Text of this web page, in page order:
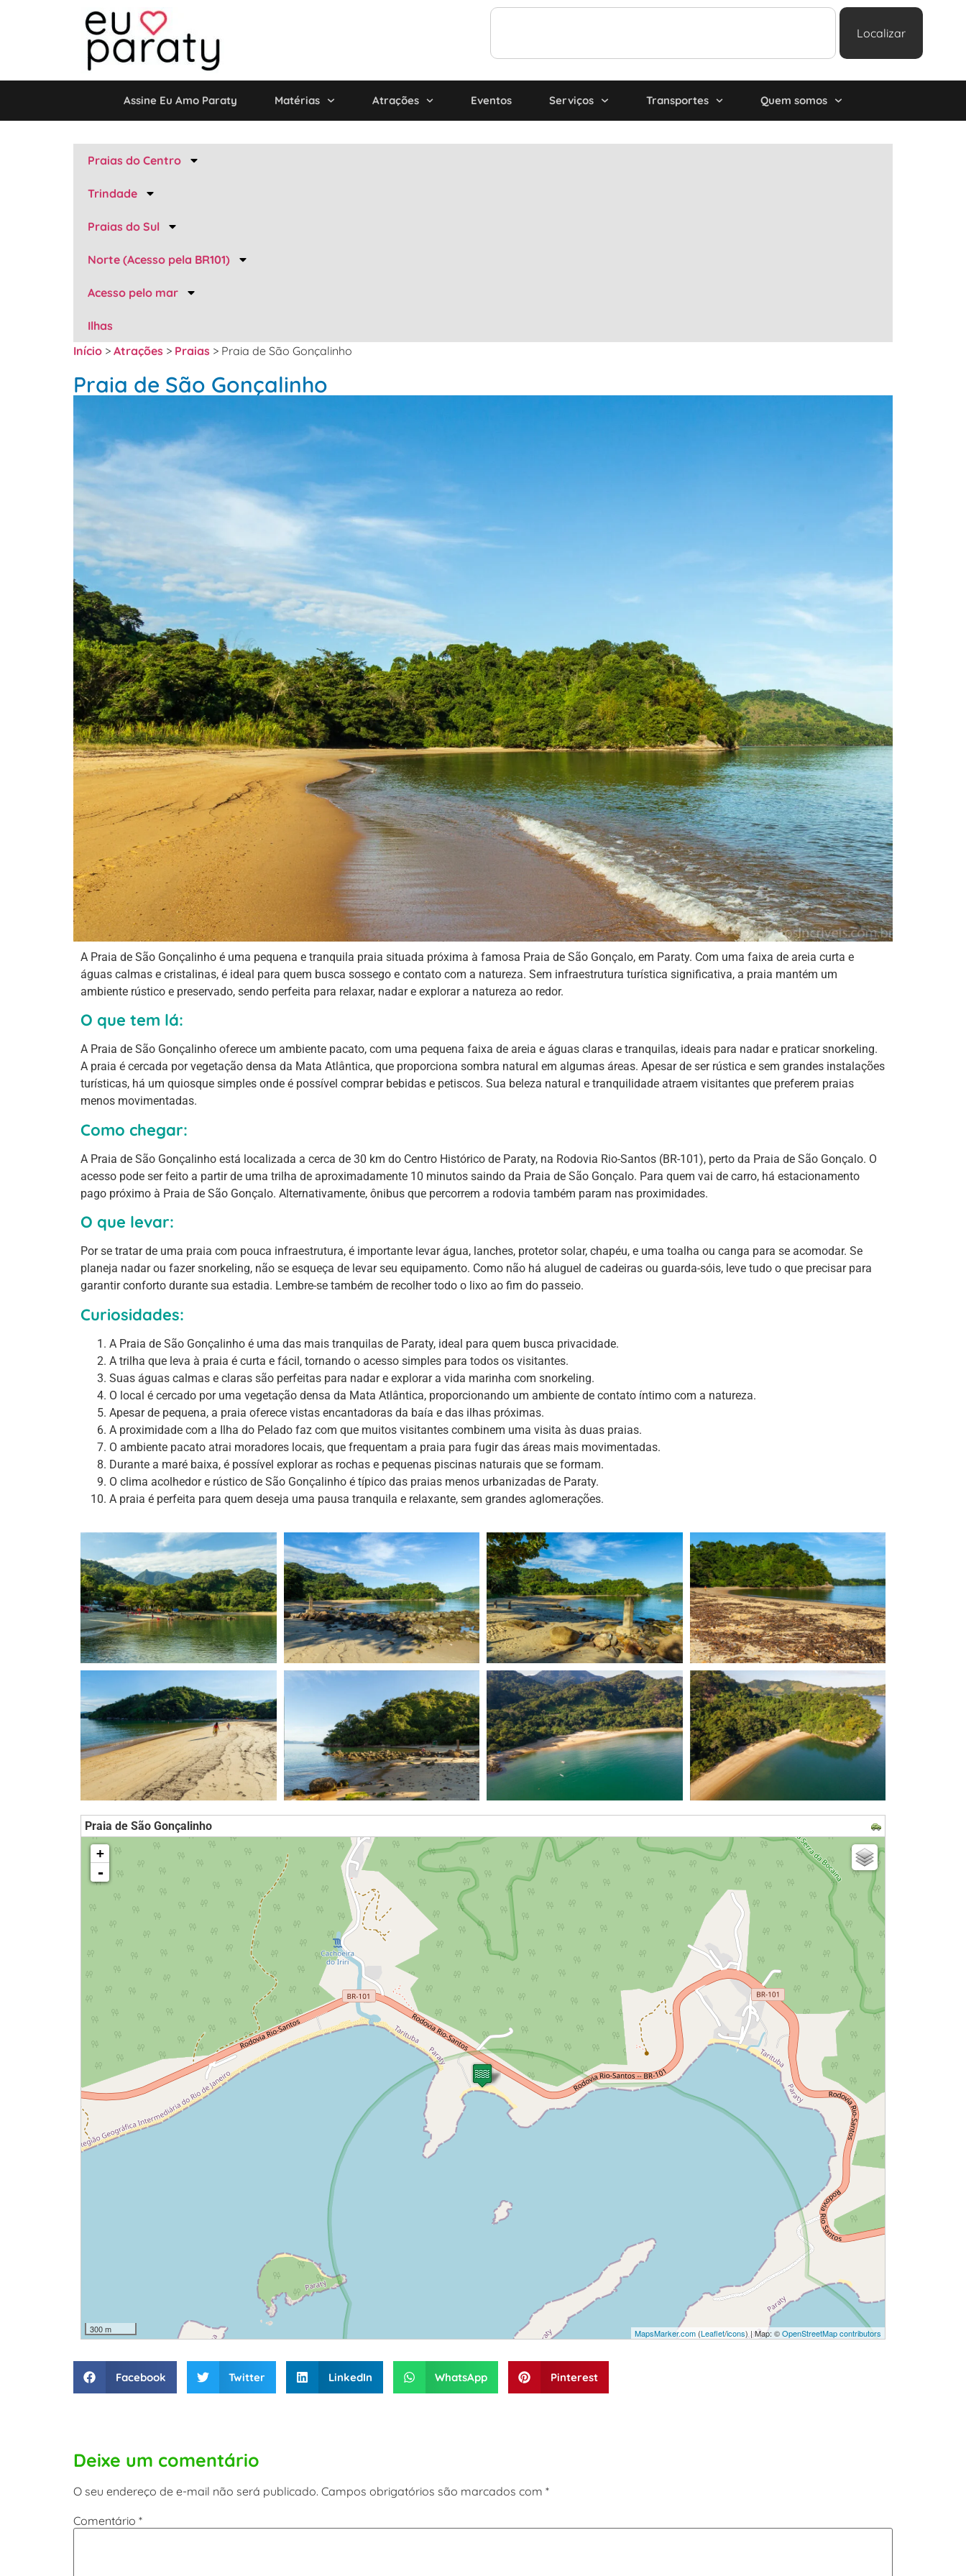
Localizar
Assine Eu Amo Paraty Matérias Atrações Eventos Serviços Transportes Quem somos
Praias do Centro
Trindade
Praias do Sul
Norte (Acesso pela BR101)
Acesso pelo mar
Ilhas
Início > Atrações > Praias > Praia de São Gonçalinho
Praia de São Gonçalinho
A Praia de São Gonçalinho é uma pequena e tranquila praia situada próxima à famosa Praia de São Gonçalo, em Paraty. Com uma faixa de areia curta e
águas calmas e cristalinas, é ideal para quem busca sossego e contato com a natureza. Sem infraestrutura turística significativa, a praia mantém um
ambiente rústico e preservado, sendo perfeita para relaxar, nadar e explorar a natureza ao redor.
O que tem lá:
A Praia de São Gonçalinho oferece um ambiente pacato, com uma pequena faixa de areia e águas claras e tranquilas, ideais para nadar e praticar snorkeling.
A praia é cercada por vegetação densa da Mata Atlântica, que proporciona sombra natural em algumas áreas. Apesar de ser rústica e sem grandes instalações
turísticas, há um quiosque simples onde é possível comprar bebidas e petiscos. Sua beleza natural e tranquilidade atraem visitantes que preferem praias
menos movimentadas.
Como chegar:
A Praia de São Gonçalinho está localizada a cerca de 30 km do Centro Histórico de Paraty, na Rodovia Rio-Santos (BR-101), perto da Praia de São Gonçalo. O
acesso pode ser feito a partir de uma trilha de aproximadamente 10 minutos saindo da Praia de São Gonçalo. Para quem vai de carro, há estacionamento
pago próximo à Praia de São Gonçalo. Alternativamente, ônibus que percorrem a rodovia também param nas proximidades.
O que levar:
Por se tratar de uma praia com pouca infraestrutura, é importante levar água, lanches, protetor solar, chapéu, e uma toalha ou canga para se acomodar. Se
planeja nadar ou fazer snorkeling, não se esqueça de levar seu equipamento. Como não há aluguel de cadeiras ou guarda-sóis, leve tudo o que precisar para
garantir conforto durante sua estadia. Lembre-se também de recolher todo o lixo ao fim do passeio.
Curiosidades:
A Praia de São Gonçalinho é uma das mais tranquilas de Paraty, ideal para quem busca privacidade.
A trilha que leva à praia é curta e fácil, tornando o acesso simples para todos os visitantes.
Suas águas calmas e claras são perfeitas para nadar e explorar a vida marinha com snorkeling.
O local é cercado por uma vegetação densa da Mata Atlântica, proporcionando um ambiente de contato íntimo com a natureza.
Apesar de pequena, a praia oferece vistas encantadoras da baía e das ilhas próximas.
A proximidade com a Ilha do Pelado faz com que muitos visitantes combinem uma visita às duas praias.
O ambiente pacato atrai moradores locais, que frequentam a praia para fugir das áreas mais movimentadas.
Durante a maré baixa, é possível explorar as rochas e pequenas piscinas naturais que se formam.
O clima acolhedor e rústico de São Gonçalinho é típico das praias menos urbanizadas de Paraty.
A praia é perfeita para quem deseja uma pausa tranquila e relaxante, sem grandes aglomerações.
Praia de São Gonçalinho
loading map - please wait...
+
-
300 m MapsMarker.com (Leaflet/icons) | Map: ©OpenStreetMap contributors
Facebook Twitter LinkedIn WhatsApp Pinterest
Deixe um comentário
O seu endereço de e-mail não será publicado. Campos obrigatórios são marcados com *
Comentário *